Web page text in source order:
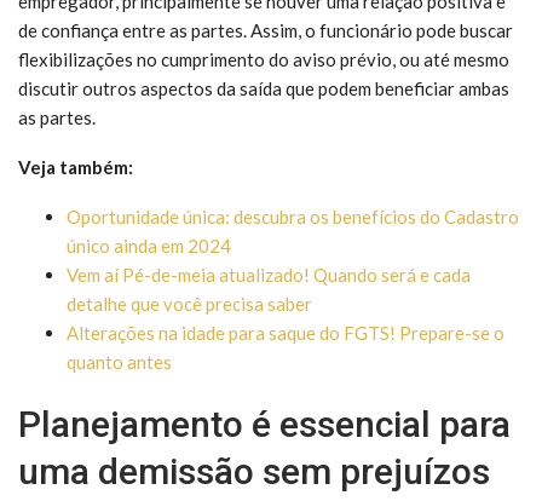
de confiança entre as partes. Assim, o funcionário pode buscar
flexibilizações no cumprimento do aviso prévio, ou até mesmo
discutir outros aspectos da saída que podem beneficiar ambas
as partes.
Veja também:
Oportunidade única: descubra os benefícios do Cadastro
único ainda em 2024
Vem aí Pé-de-meia atualizado! Quando será e cada
detalhe que você precisa saber
Alterações na idade para saque do FGTS! Prepare-se o
quanto antes
Planejamento é essencial para
uma demissão sem prejuízos